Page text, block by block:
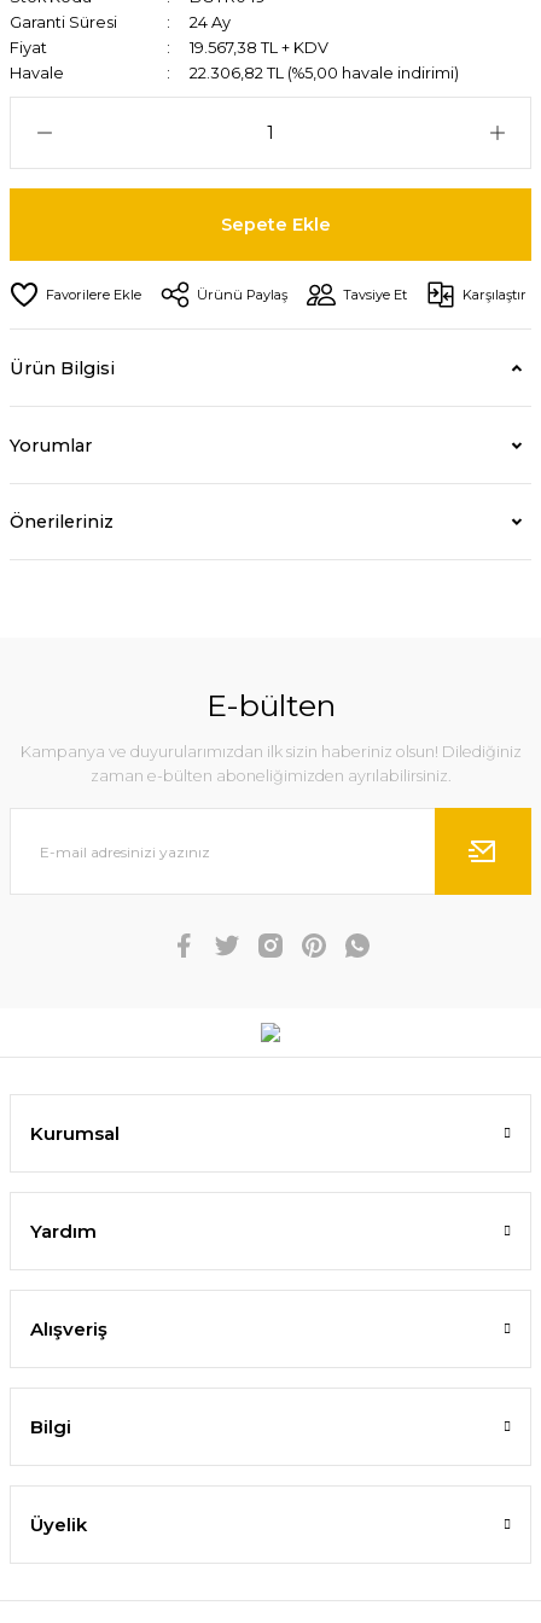
Garanti Süresi
24 Ay
Fiyat
19.567,38 TL + KDV
Havale
22.306,82 TL (%5,00 havale indirimi)
Sepete Ekle
Ürünü Paylaş Tavsiye Et Karşılaştır
Ürün Bilgisi
Yorumlar
Önerileriniz
E-bülten
Kampanya ve duyurularımızdan ilk sizin haberiniz olsun! Dilediğiniz
zaman e-bülten aboneliğimizden ayrılabilirsiniz.
Kurumsal
Yardım
Alışveriş
Bilgi
Üyelik